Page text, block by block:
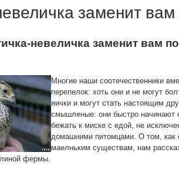
заменит вам
невеличка заменит вам
Многие наши соотечественники
перепелок: хоть они и не могут
яички и могут стать настоящим
смышленые: они быстро начинают
бежать к миске с едой, не
домашними питомцами. О том, как
маелньким существам, нам
фермы.